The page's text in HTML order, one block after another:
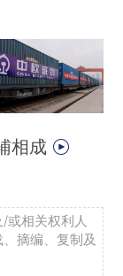
相成
或相关权利人
摘编、复制及